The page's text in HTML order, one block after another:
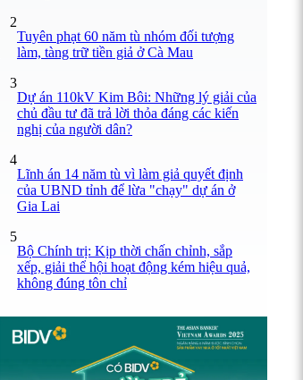
2
Tuyên phạt 60 năm tù nhóm đối tượng
làm, tàng trữ tiền giả ở Cà Mau
3
Dự án 110kV Kim Bôi: Những lý giải của
chủ đầu tư đã trả lời thỏa đáng các kiến
nghị của người dân?
4
Lĩnh án 14 năm tù vì làm giả quyết định
của UBND tỉnh để lừa "chạy" dự án ở
Gia Lai
5
Bộ Chính trị: Kịp thời chấn chỉnh, sắp
xếp, giải thể hội hoạt động kém hiệu quả,
không đúng tôn chỉ